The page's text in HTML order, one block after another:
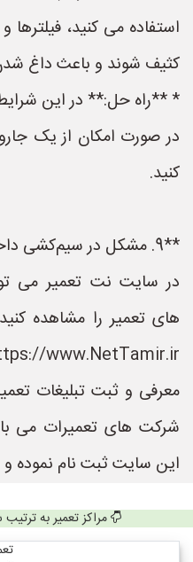
استفاده می کنید،
کثیف شوند و باعث داغ
* **راه حل:** در این شرایط،
کنید.
**9. مشکل در سیم‌کشی داخلی:**
در سایت نت تعمیر می
های تعمیر را مشاهده
معرفی و ثبت تبلیغات
شرکت های تعمیرات می
این سایت ثبت نام نموده و
مراکز تعمیر به ترتیب